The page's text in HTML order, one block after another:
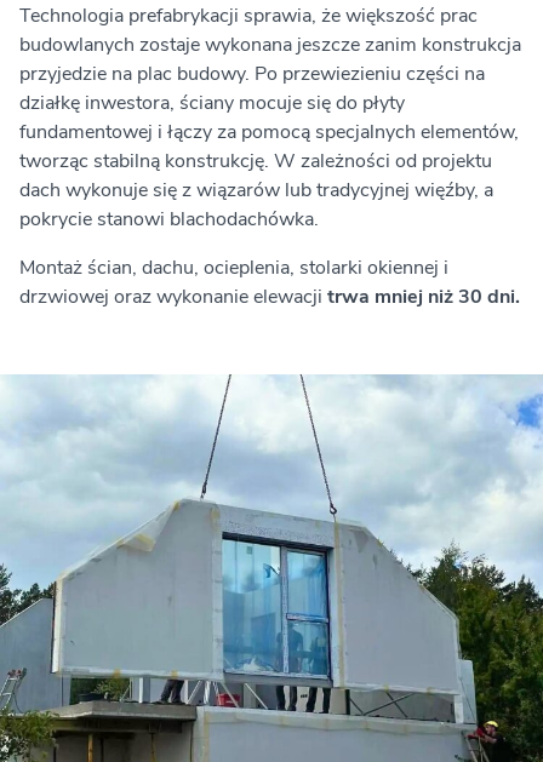
Technologia prefabrykacji sprawia, że większość prac
budowlanych zostaje wykonana jeszcze zanim konstrukcja
przyjedzie na plac budowy. Po przewiezieniu części na
działkę inwestora, ściany mocuje się do płyty
fundamentowej i łączy za pomocą specjalnych elementów,
tworząc stabilną konstrukcję. W zależności od projektu
dach wykonuje się z wiązarów lub tradycyjnej więźby, a
pokrycie stanowi blachodachówka.
Montaż ścian, dachu, ocieplenia, stolarki okiennej i
drzwiowej oraz wykonanie elewacji trwa mniej niż 30 dni.